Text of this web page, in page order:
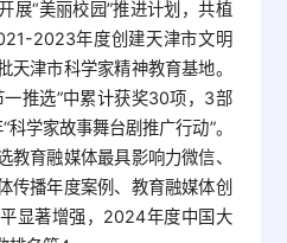
展“美丽校园”推进计划，共植
2023年度创建天津市文明
天津市科学家精神教育基地。
推选”中累计获奖30项，3部
学家故事舞台剧推广行动”。
教育融媒体最具影响力微信、
传播年度案例、教育融媒体创
显著增强，2024年度中国大